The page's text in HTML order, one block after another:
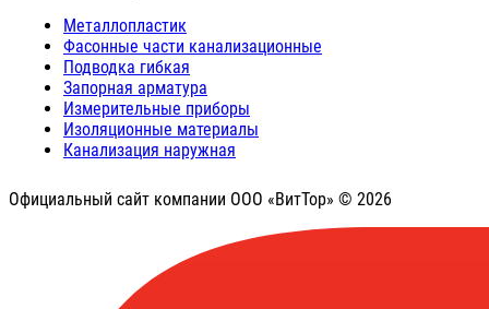
Металлопластик
Фасонные части канализационные
Подводка гибкая
Запорная арматура
Измерительные приборы
Изоляционные материалы
Канализация наружная
Официальный сайт компании ООО «ВитТор» © 2026